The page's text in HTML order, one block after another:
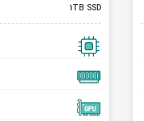
1TB SSD